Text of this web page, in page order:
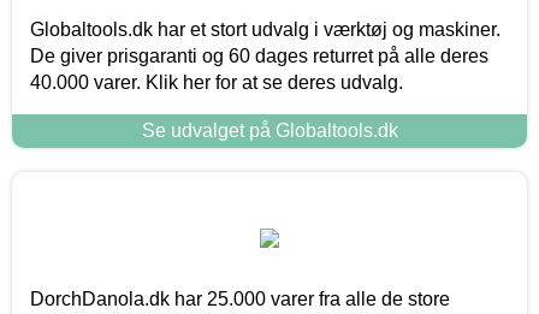
Globaltools.dk har et stort udvalg i værktøj og maskiner.
De giver prisgaranti og 60 dages returret på alle deres
40.000 varer. Klik her for at se deres udvalg.
Se udvalget på Globaltools.dk
DorchDanola.dk har 25.000 varer fra alle de store